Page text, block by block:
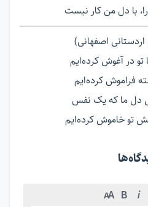
با دل من کار نیست
اصفهانی)
در آغوش کرده‌ایم
فراموش کرده‌ایم
دل ما که یک نفس
تو خاموش کرده‌ایم